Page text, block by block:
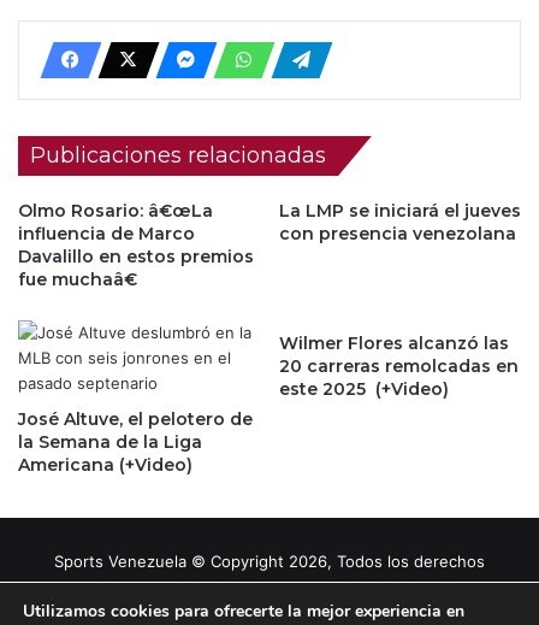
Publicaciones relacionadas
Olmo Rosario: â€œLa
influencia de Marco
Davalillo en estos premios
fue muchaâ€
La LMP se iniciará el jueves
con presencia venezolana
José Altuve, el pelotero de
la Semana de la Liga
Americana (+Video)
Wilmer Flores alcanzó las
20 carreras remolcadas en
este 2025 (+Video)
Sports Venezuela © Copyright 2026, Todos los derechos
Utilizamos cookies para ofrecerte la mejor experiencia en